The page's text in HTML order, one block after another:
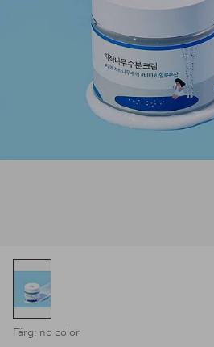
Färg: no color